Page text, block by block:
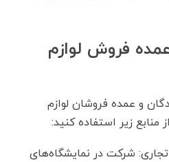
فروش لوازم
و عمده فروشان لوازم
منابع زیر استفاده کنید:
تجاری: شرکت در نمایشگاه‌های